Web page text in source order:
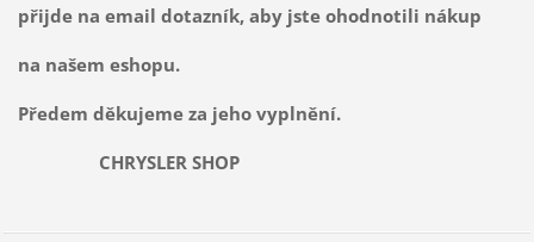
přijde na email dotazník, aby jste ohodnotili nákup
na našem eshopu.
Předem děkujeme za jeho vyplnění.
CHRYSLER SHOP